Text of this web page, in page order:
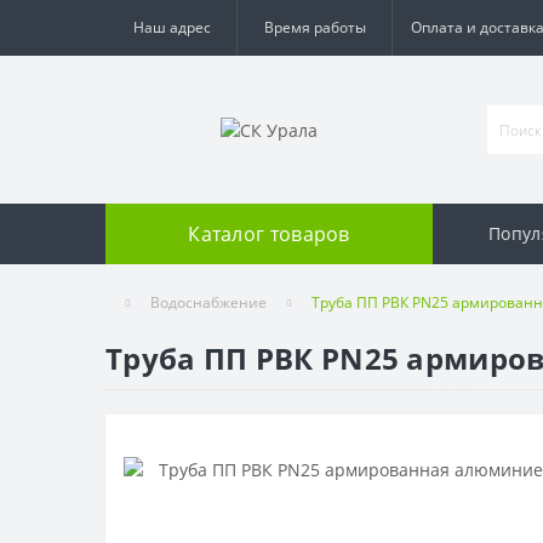
Наш адрес Время работы Оплата и доставка
Каталог товаров
Водоснабжение Труба ПП РВК PN25
Труба ПП РВК PN25